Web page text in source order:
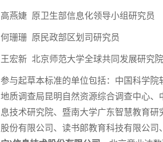
高燕婕 原卫生部信息化领导小组研究员
何珊珊 原民政部区划司研究员
王宏新 北京师范大学全球共同发展研究
参与起草本标准的单位包括：中国科学
地质调查局昆明自然资源综合调查中心
息技术研究院、暨南大学广东智慧教育
股份有限公司、读书郞教育科技有限公司